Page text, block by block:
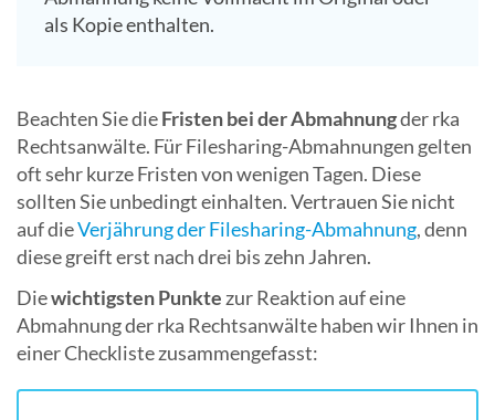
als Kopie enthalten.
Beachten Sie dieFristen bei der Abmahnungder rka
Rechtsanwälte. Für Filesharing-Abmahnungen gelten
oft sehr kurze Fristen von wenigen Tagen. Diese
sollten Sie unbedingt einhalten. Vertrauen Sie nicht
auf dieVerjährung der Filesharing-Abmahnung, denn
diese greift erst nach drei bis zehn Jahren.
Diewichtigsten Punkte zur Reaktion auf eine
Abmahnung der rka Rechtsanwälte haben wir Ihnen in
einer Checkliste zusammengefasst: